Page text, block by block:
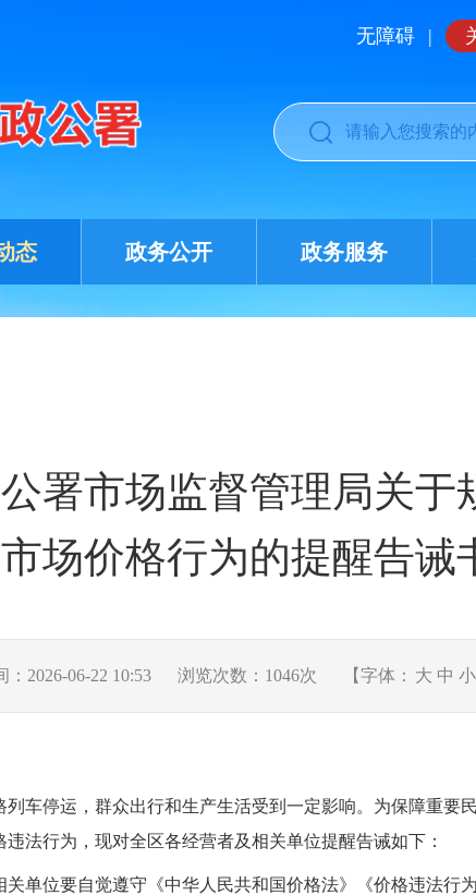
无障碍 |
态 政务公开 政务服务
署市场监督管理局关于
场价格行为的提醒告诫
：2026-06-22 10:53 浏览次数： 1046次 【字体： 大 中 小
车停运，群众出行和生产生活受到一定影响。为保障重要
违法行为 ， 现对全区各经营者及相关单位提醒告诫如下：
关单位要自觉遵守《中华人民共和国价格法》《价格违法行